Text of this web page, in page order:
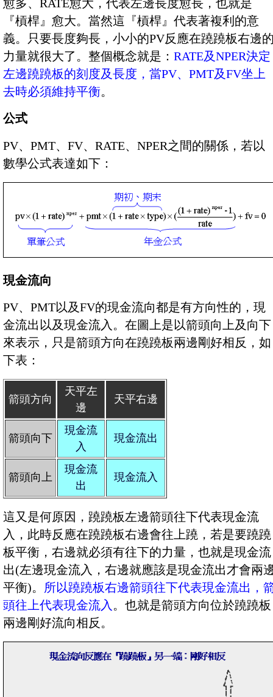
愈多、RATE愈大，代表左邊長度愈長，也就是
『槓桿』愈大。當然這『槓桿』代表著複利的意
義。只要長度夠長，小小的PV反應在蹺蹺板右邊
力量就很大了。整個概念就是： RATE及NPER決定
左邊蹺蹺板的刻度及長度，當PV、PMT及FV坐上
去時必須維持平衡。
公式
PV、PMT、FV、RATE、NPER之間的關係，若以
數學公式表達如下：
現金流向
PV、PMT以及FV的現金流向都是有方向性的，現
金流出以及現金流入。在圖上是以箭頭向上及向下
來表示，只是箭頭方向在蹺蹺板兩邊剛好相反，如
下表：
箭頭方向
天平左
邊
天平右邊
箭頭向下
現金流
入
現金流出
箭頭向上
現金流
出
現金流入
這又是何原因，蹺蹺板左邊箭頭往下代表現金流
入，此時反應在蹺蹺板右邊會往上蹺，若是要蹺蹺
板平衡，右邊就必須有往下的力量，也就是現金流
出(左邊現金流入，右邊就應該是現金流出才會兩
平衡)。 所以蹺蹺板右邊箭頭往下代表現金流出，
頭往上代表現金流入 。也就是箭頭方向位於蹺蹺板
兩邊剛好流向相反。